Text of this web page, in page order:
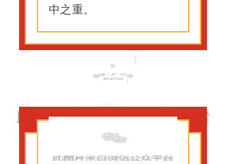
中之重。
03